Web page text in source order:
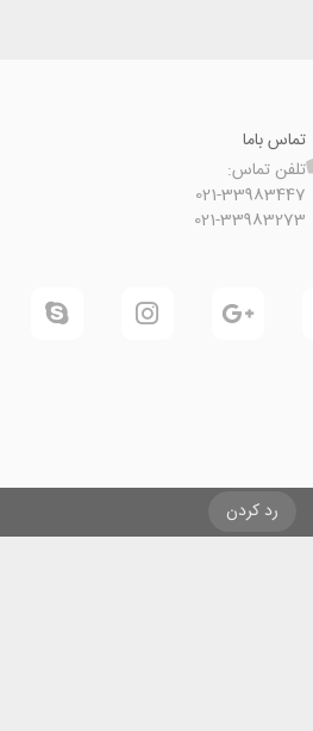
رد کردن
تماس باما
تلفن تماس:
021-33983447
021-33983273